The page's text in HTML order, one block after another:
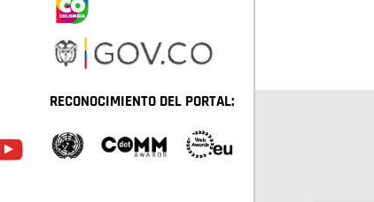
RECONOCIMIENTO DEL PORTAL: